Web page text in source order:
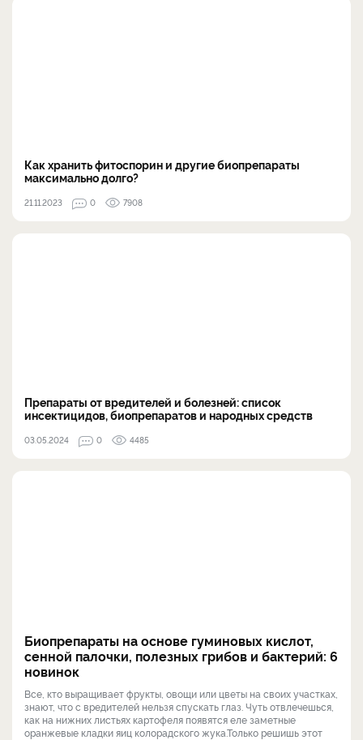
Как хранить фитоспорин и другие биопрепараты
максимально долго?
21.11.2023 0 7908
Препараты от вредителей и болезней: список
инсектицидов, биопрепаратов и народных средств
03.05.2024 0 4485
Биопрепараты на основе гуминовых кислот,
сенной палочки, полезных грибов и бактерий: 6
новинок
Все, кто выращивает фрукты, овощи или цветы на своих участках,
знают, что с вредителей нельзя спускать глаз. Чуть отвлечешься,
как на нижних листьях картофеля появятся еле заметные
оранжевые кладки яиц колорадского жука.Только решишь этот